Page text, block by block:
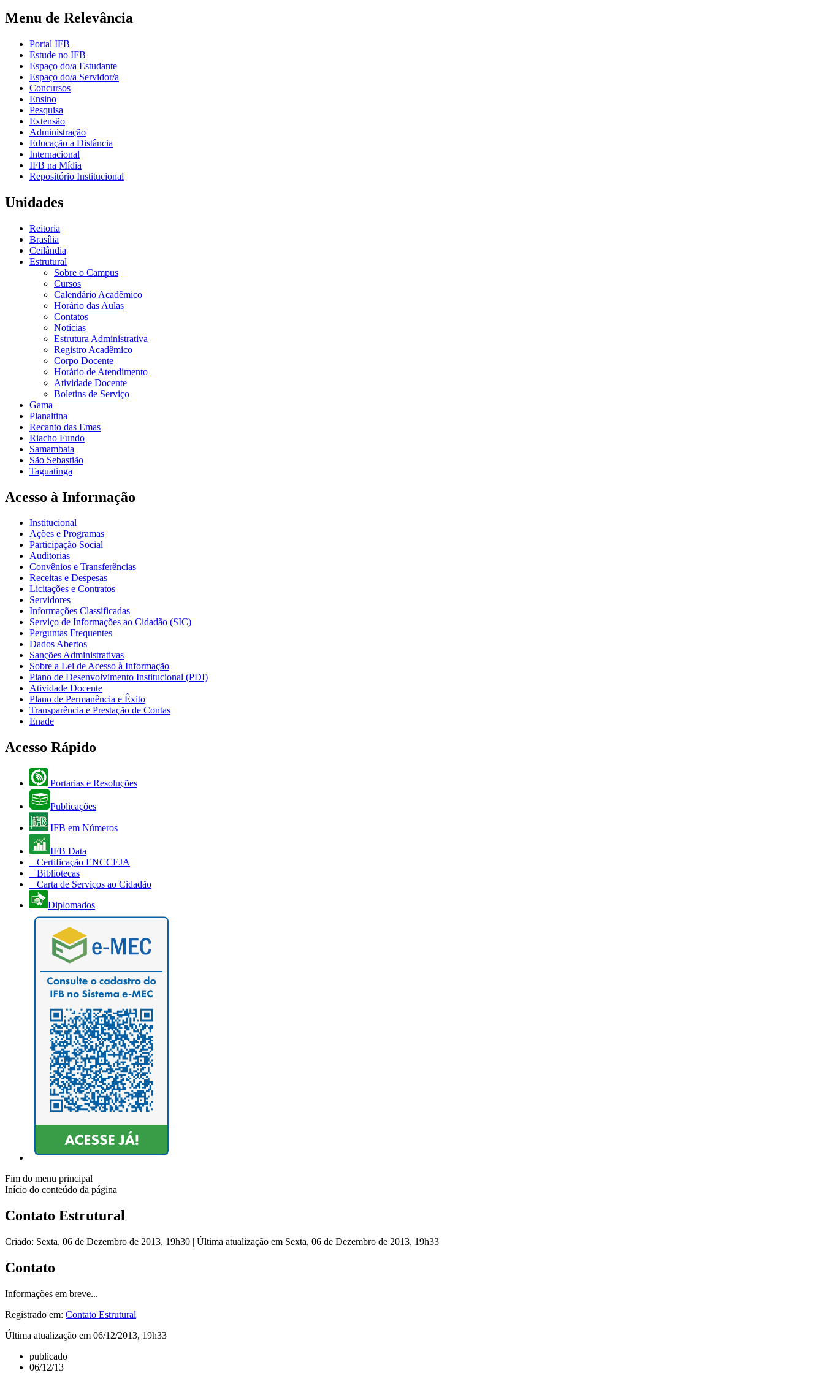
Menu de Relevância
Portal IFB
Estude no IFB
Espaço do/a Estudante
Espaço do/a Servidor/a
Concursos
Ensino
Pesquisa
Extensão
Administração
Educação a Distância
Internacional
IFB na Mídia
Repositório Institucional
Unidades
Reitoria
Brasília
Ceilândia
Estrutural
Sobre o Campus
Cursos
Calendário Acadêmico
Horário das Aulas
Contatos
Notícias
Estrutura Administrativa
Registro Acadêmico
Corpo Docente
Horário de Atendimento
Atividade Docente
Boletins de Serviço
Gama
Planaltina
Recanto das Emas
Riacho Fundo
Samambaia
São Sebastião
Taguatinga
Acesso à Informação
Institucional
Ações e Programas
Participação Social
Auditorias
Convênios e Transferências
Receitas e Despesas
Licitações e Contratos
Servidores
Informações Classificadas
Serviço de Informações ao Cidadão (SIC)
Perguntas Frequentes
Dados Abertos
Sanções Administrativas
Sobre a Lei de Acesso à Informação
Plano de Desenvolvimento Institucional (PDI)
Atividade Docente
Plano de Permanência e Êxito
Transparência e Prestação de Contas
Enade
Acesso Rápido
Portarias e Resoluções
Publicações
IFB em Números
IFB Data
Certificação ENCCEJA
Bibliotecas
Carta de Serviços ao Cidadão
Diplomados
Fim do menu principal
Início do conteúdo da página
Contato Estrutural
Criado: Sexta, 06 de Dezembro de 2013, 19h30 | Última atualização em Sexta, 06 de Dezembro de 2013, 19h33
Contato
Informações em breve...
Registrado em: Contato Estrutural
Última atualização em 06/12/2013, 19h33
publicado
06/12/13